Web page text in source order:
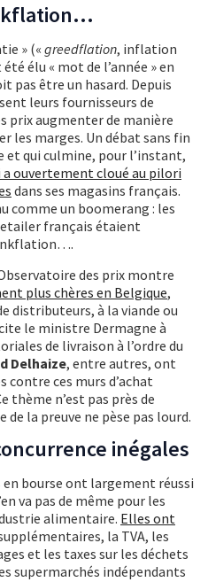
» (« greedflation, inflation
élu « mot de l’année » en
pas être un hasard. Depuis
leurs fournisseurs de
prix augmenter de manière
les marges. Un débat sans fin
et qui culmine, pour l’instant,
a ouvertement cloué au pilori
dans ses magasins français.
comme un boomerang : les
français étaient
des prix montre
plus chères en Belgique,
distributeurs, à la viande ou
le ministre Dermagne à
de livraison à l’ordre du
Delhaize, entre autres, ont
contre ces murs d’achat
thème n’est pas près de
la preuve ne pèse pas lourd.
inégales
bourse ont largement réussi
va pas de même pour les
alimentaire. Elles ont
la TVA, les
et les taxes sur les déchets
supermarchés indépendants